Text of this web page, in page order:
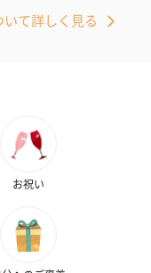
り〜 3号（864
て詳しく見る
お祝い